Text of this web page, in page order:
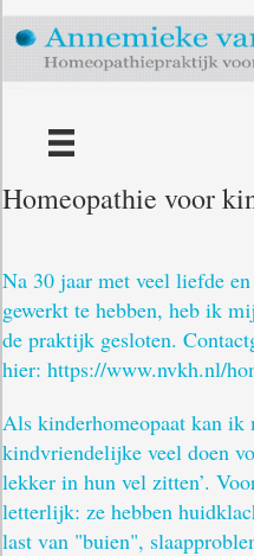
Homeopathie voor
Na 30 jaar met veel liefde
gewerkt te hebben, heb ik
de praktijk gesloten.
hier: https://www.nvkh.nl/
Als kinderhomeopaat kan ik
kindvriendelijke veel doen
lekker in hun vel zitten’.
letterlijk: ze hebben
last van "buien",